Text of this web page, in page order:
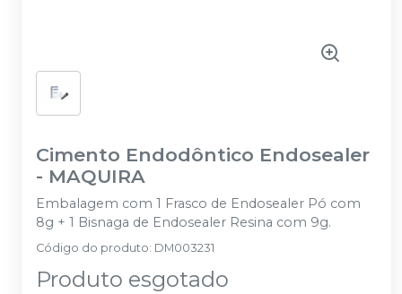
Cimento Endodôntico Endosealer
- MAQUIRA
Embalagem com 1 Frasco de Endosealer Pó com
8g + 1 Bisnaga de Endosealer Resina com 9g.
Código do produto: DM003231
Produto esgotado